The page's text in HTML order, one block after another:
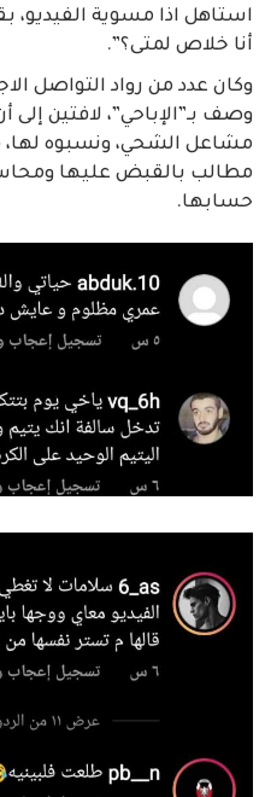
استاهل اذا مسوية الفيديو،
أنا خلاص لمتى؟”.
وكان عدد من رواد التواصل
وصف بـ”الإباحي”، لافتين
مشاعل الشحي، ونسبوه
مطالب بالقبض عليها
حسابها.